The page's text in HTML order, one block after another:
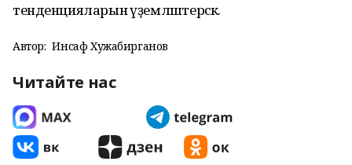
тенденцияларын әүҙемләштерәсәк.
Автор: Инсаф Хужабирганов
Читайте нас